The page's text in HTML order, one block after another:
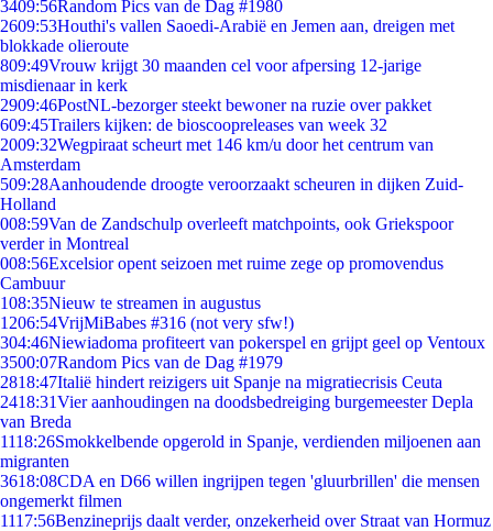
3409:56Random Pics van de Dag #1980
2609:53Houthi's vallen Saoedi-Arabië en Jemen aan, dreigen met
blokkade olieroute
809:49Vrouw krijgt 30 maanden cel voor afpersing 12-jarige
misdienaar in kerk
2909:46PostNL-bezorger steekt bewoner na ruzie over pakket
609:45Trailers kijken: de bioscoopreleases van week 32
2009:32Wegpiraat scheurt met 146 km/u door het centrum van
Amsterdam
509:28Aanhoudende droogte veroorzaakt scheuren in dijken Zuid-
Holland
008:59Van de Zandschulp overleeft matchpoints, ook Griekspoor
verder in Montreal
008:56Excelsior opent seizoen met ruime zege op promovendus
Cambuur
108:35Nieuw te streamen in augustus
1206:54VrijMiBabes #316 (not very sfw!)
304:46Niewiadoma profiteert van pokerspel en grijpt geel op Ventoux
3500:07Random Pics van de Dag #1979
2818:47Italië hindert reizigers uit Spanje na migratiecrisis Ceuta
2418:31Vier aanhoudingen na doodsbedreiging burgemeester Depla
van Breda
1118:26Smokkelbende opgerold in Spanje, verdienden miljoenen aan
migranten
3618:08CDA en D66 willen ingrijpen tegen 'gluurbrillen' die mensen
ongemerkt filmen
1117:56Benzineprijs daalt verder, onzekerheid over Straat van Hormuz